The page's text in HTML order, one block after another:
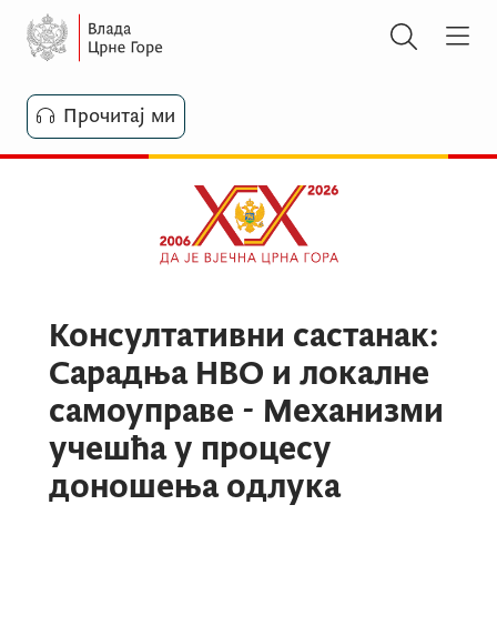
Прочитај ми
Консултативни састанак:
Сарадња НВО и локалне
самоуправе - Механизми
учешћа у процесу
доношења одлука